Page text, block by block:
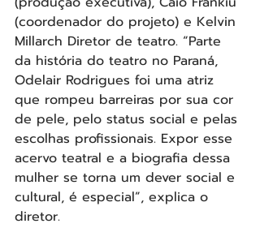
(coordenador do projeto) e Kelvin
Millarch Diretor de teatro. “Parte
da história do teatro no Paraná,
Odelair Rodrigues foi uma atriz
que rompeu barreiras por sua cor
de pele, pelo status social e pelas
escolhas profissionais. Expor esse
acervo teatral e a biografia dessa
mulher se torna um dever social e
cultural, é especial”, explica o
diretor.